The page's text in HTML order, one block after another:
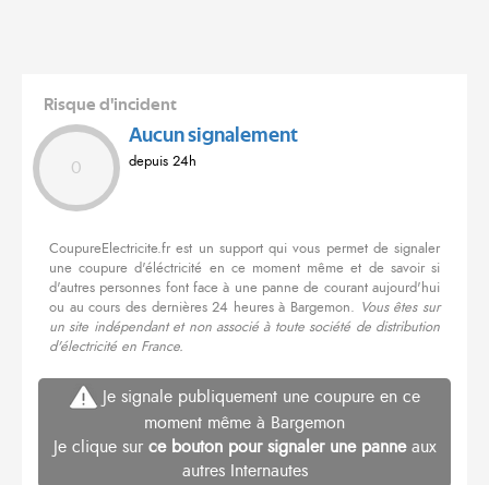
Risque d'incident
0
Aucun signalement
depuis 24h
CoupureElectricite.fr est un support qui vous permet de signaler
une coupure d'éléctricité en ce moment même et de savoir si
d'autres personnes font face à une panne de courant aujourd'hui
ou au cours des dernières 24 heures à Bargemon. Vous êtes sur
un site indépendant et non associé à toute société de distribution
d'électricité en France.
Je signale publiquement une coupure en ce
moment même à Bargemon
Je clique sur ce bouton pour signaler une panneaux
autres Internautes